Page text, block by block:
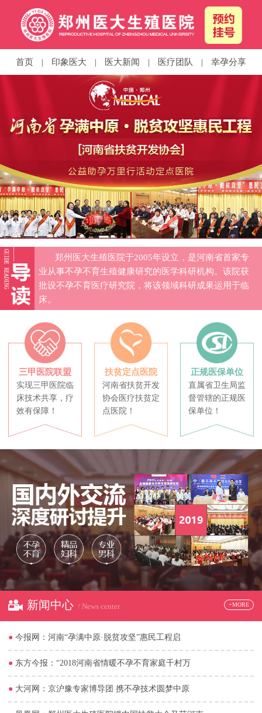
首页 | 印象医大 | 医大新闻 | 医疗团队 | 幸孕分享
郑州医大生殖医院于2005年设立，是河南省首家专
业从事不孕不育生殖健康研究的医学科研机构。该院获
批设不孕不育医疗研究院，将该领域科研成果运用于临
床。
三甲医院联盟
实现三甲医院临
床技术共享，疗
效有保障！
扶贫定点医院
河南省扶贫开发
协会医疗扶贫定
点医院！
正规医保单位
直属省卫生局监
督管辖的正规医
保单位！
新闻中心 / News center +MORE
● 今报网：河南“孕满中原·脱贫攻坚”惠民工程启
● 东方今报：“2018河南省情暖不孕不育家庭千村万
● 大河网：京沪豫专家博导团 携不孕技术圆梦中原